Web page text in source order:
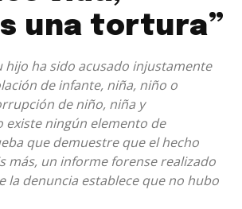
una tortura”
hijo ha sido acusado injustamente
de infante, niña, niño o
de niño, niña y
existe ningún elemento de
que demuestre que el hecho
más, un informe forense realizado
la denuncia establece que no hubo